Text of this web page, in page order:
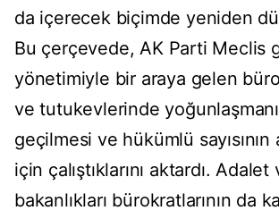
da içerecek biçimde yeniden
Bu çerçevede, AK Parti Meclis
yönetimiyle bir araya gelen
ve tutukevlerinde
geçilmesi ve hükümlü sayısının
için çalıştıklarını aktardı.
bakanlıkları bürokratlarının da